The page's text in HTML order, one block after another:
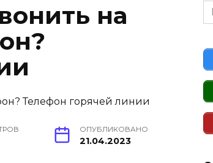
на
ОПУБЛИКОВАНО
21.04.2023